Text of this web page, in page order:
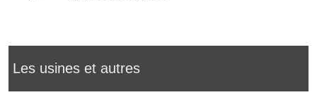
Les usines et autres